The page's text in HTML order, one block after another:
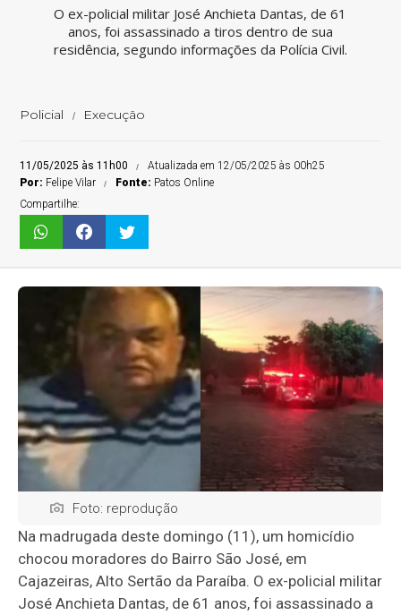
O ex-policial militar José Anchieta Dantas, de 61
anos, foi assassinado a tiros dentro de sua
residência, segundo informações da Polícia Civil.
Policial Execução
11/05/2025 às 11h00
Atualizada em 12/05/2025 às 00h25
Por: Felipe Vilar Fonte: Patos Online
Compartilhe:
Foto: reprodução
Na madrugada deste domingo (11), um homicídio
chocou moradores do Bairro São José, em
Cajazeiras, Alto Sertão da Paraíba. O ex-policial militar
José Anchieta Dantas, de 61 anos, foi assassinado a